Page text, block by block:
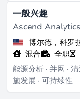
一般兴趣
Ascend Analytics
博尔德，科罗
混合
全职
能源分析 · 并网 ·
施发展 ·可持续性